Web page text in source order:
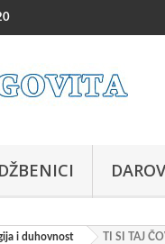
i duhovnost TI SI TAJ